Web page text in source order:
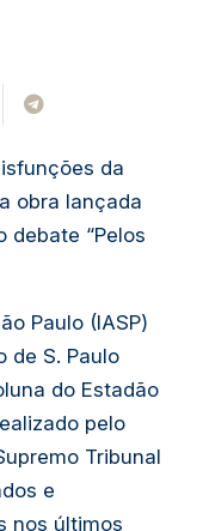
da
obra lançada
debate “Pelos
Paulo (IASP)
de S. Paulo
do Estadão
pelo
Tribunal
e
nos últimos